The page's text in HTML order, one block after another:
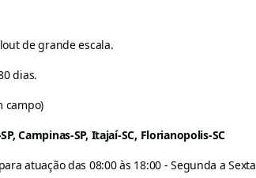
de grande escala.
dias.
campo)
Campinas-SP, Itajaí-SC, Florianopolis-SC
atuação das 08:00 às 18:00 - Segunda a Sexta